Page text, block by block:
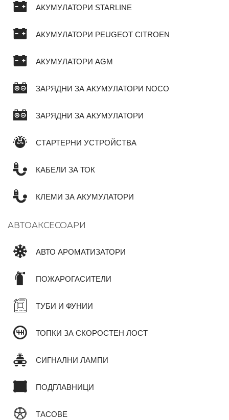
АКУМУЛАТОРИ STARLINE
АКУМУЛАТОРИ PEUGEOT CITROEN
АКУМУЛАТОРИ AGM
ЗАРЯДНИ ЗА АКУМУЛАТОРИ NOCO
ЗАРЯДНИ ЗА АКУМУЛАТОРИ
СТАРТЕРНИ УСТРОЙСТВА
КАБЕЛИ ЗА ТОК
КЛЕМИ ЗА АКУМУЛАТОРИ
АВТОАКСЕСОАРИ
АВТО АРОМАТИЗАТОРИ
ПОЖАРОГАСИТЕЛИ
ТУБИ И ФУНИИ
ТОПКИ ЗА СКОРОСТЕН ЛОСТ
СИГНАЛНИ ЛАМПИ
ПОДГЛАВНИЦИ
ТАСОВЕ